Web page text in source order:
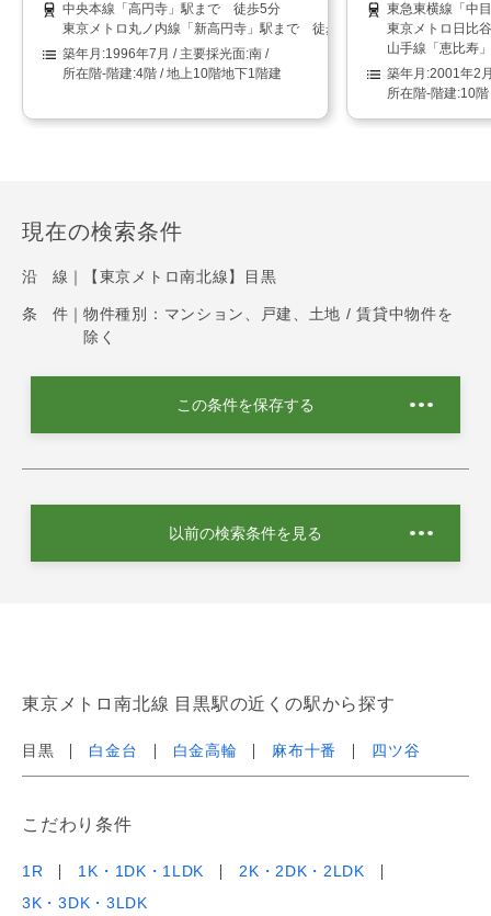
中央本線「高円寺」駅まで 徒歩5分
東京メトロ丸ノ内線「新高円寺」駅まで 徒歩8分
1996年7月
南
4階 / 地上10階地下1階建
東急東横線「中
東京メトロ日比
山手線「恵比寿
2001年2
10
現在の検索条件
沿 線｜ 【東京メトロ南北線】目黒
条 件｜ 物件種別：マンション、戸建、土地 / 賃貸中物件を
除く
この条件を保存する
以前の検索条件を見る
東京メトロ南北線 目黒駅の近くの駅から探す
目黒 白金台 白金高輪 麻布十番 四ツ谷
こだわり条件
1R 1K・1DK・1LDK
2K・2DK・2LDK
3K・3DK・3LDK